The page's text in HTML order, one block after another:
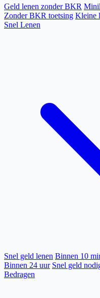
Geld lenen zonder BKR
Zonder BKR toetsing Kleine
Snel Lenen
Snel geld lenen Binnen 10
Binnen 24 uur Snel geld
Bedragen